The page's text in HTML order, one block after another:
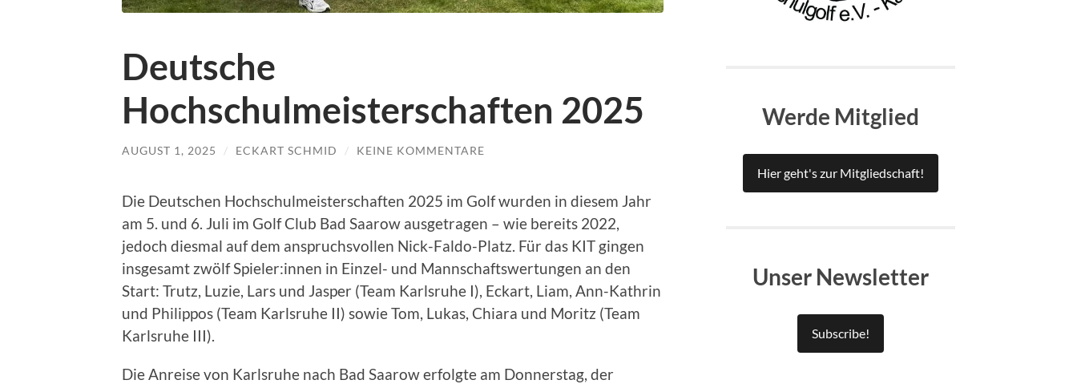
Deutsche
Hochschulmeisterschaften 2025
AUGUST 1, 2025 / ECKART SCHMID / KEINE KOMMENTARE
Die Deutschen Hochschulmeisterschaften 2025 im Golf wurden in diesem Jahr
am 5. und 6. Juli im Golf Club Bad Saarow ausgetragen – wie bereits 2022,
jedoch diesmal auf dem anspruchsvollen Nick-Faldo-Platz. Für das KIT gingen
insgesamt zwölf Spieler:innen in Einzel- und Mannschaftswertungen an den
Start: Trutz, Luzie, Lars und Jasper (Team Karlsruhe I), Eckart, Liam, Ann-Kathrin
und Philippos (Team Karlsruhe II) sowie Tom, Lukas, Chiara und Moritz (Team
Karlsruhe III).
Die Anreise von Karlsruhe nach Bad Saarow erfolgte am Donnerstag, der
Werde Mitglied
Hier geht's zur Mitgliedschaft!
Unser Newsletter
Subscribe!